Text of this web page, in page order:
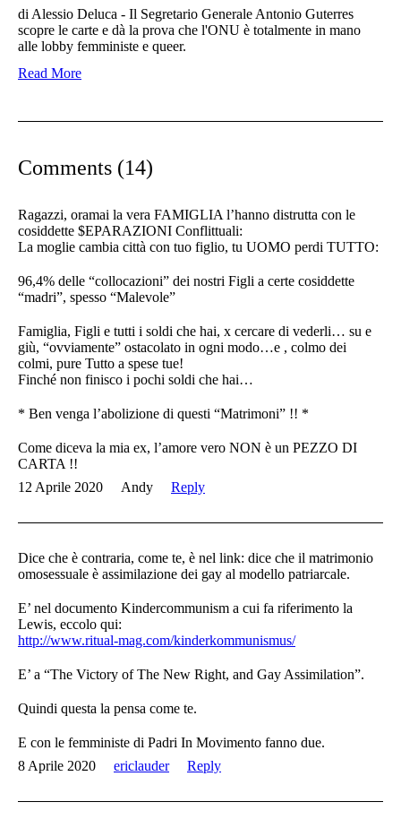
di Alessio Deluca - Il Segretario Generale Antonio Guterres
scopre le carte e dà la prova che l'ONU è totalmente in mano
alle lobby femministe e queer.
Read More
Comments (14)
Ragazzi, oramai la vera FAMIGLIA l’hanno distrutta con le
cosiddette $EPARAZIONI Conflittuali:
La moglie cambia città con tuo figlio, tu UOMO perdi TUTTO:
96,4% delle “collocazioni” dei nostri Figli a certe cosiddette
“madri”, spesso “Malevole”
Famiglia, Figli e tutti i soldi che hai, x cercare di vederli… su e
giù, “ovviamente” ostacolato in ogni modo…e , colmo dei
colmi, pure Tutto a spese tue!
Finché non finisco i pochi soldi che hai…
* Ben venga l’abolizione di questi “Matrimoni” !! *
Come diceva la mia ex, l’amore vero NON è un PEZZO DI
CARTA !!
12 Aprile 2020
Andy Reply
Dice che è contraria, come te, è nel link: dice che il matrimonio
omosessuale è assimilazione dei gay al modello patriarcale.
E’ nel documento Kindercommunism a cui fa riferimento la
Lewis, eccolo qui:
http://www.ritual-mag.com/kinderkommunismus/
E’ a “The Victory of The New Right, and Gay Assimilation”.
Quindi questa la pensa come te.
E con le femministe di Padri In Movimento fanno due.
8 Aprile 2020
ericlauder Reply